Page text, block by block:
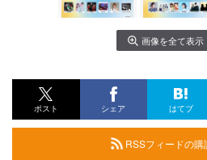
画像を全て表示
ポスト シェア はてブ
RSSフィードの購